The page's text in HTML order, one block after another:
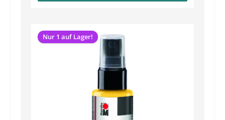
Nur 1 auf Lager!